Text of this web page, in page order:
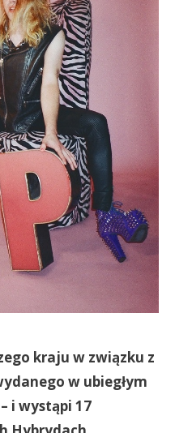
kraju w związku z
w ubiegłym
i wystąpi 17